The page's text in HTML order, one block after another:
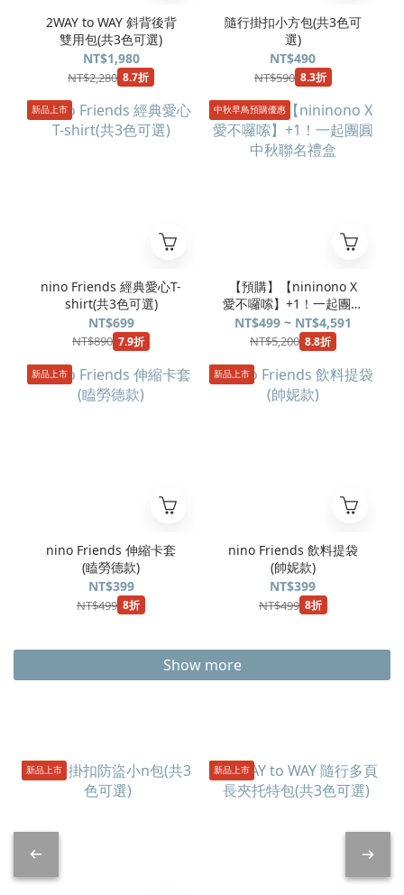
2WAY to WAY 斜背後背
雙用包(共3色可選)
NT$1,980
NT$2,280 8.7折
隨行掛扣小方包(共3色可
選)
NT$490
NT$590 8.3折
新品上市
nino Friends 經典愛心T-
shirt(共3色可選)
NT$699
NT$890 7.9折
中秋早鳥預購優惠
【預購】【nininono X
愛不囉嗦】+1！一起團圓
中秋聯名禮盒
NT$499 ~ NT$4,591
NT$5,200 8.8折
新品上市
nino Friends 伸縮卡套
(瞌勞德款)
NT$399
NT$499 8折
新品上市
nino Friends 飲料提袋
(帥妮款)
NT$399
NT$499 8折
Show more
新品上市 新品上市